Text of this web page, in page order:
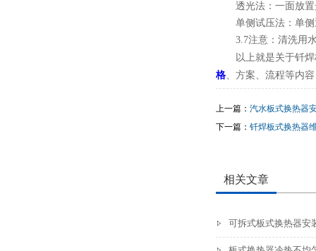
透光法：一面放
单侧试压法：单
3.7注意：清洗用
以上就是关于钎
格、方案、流程等内
上一篇： 汽水板式换热器
下一篇： 钎焊板式换热器
相关文章
可拆式板式换热器安